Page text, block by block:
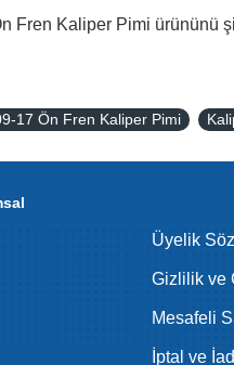
Fren Kaliper Pimi ürününü
17 Ön Fren Kaliper Pimi
Üyelik
Gizlilik ve
Mesafeli
İptal ve